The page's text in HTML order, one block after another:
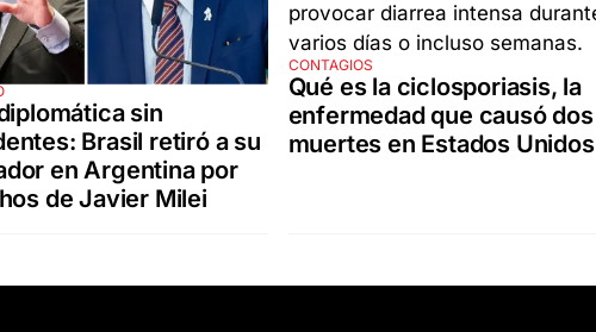
sin
Brasil retiró a su
en Argentina por
de Javier Milei
CONTAGIOS
Qué es la ciclosporiasis, la
enfermedad que causó dos
muertes en Estados Unidos